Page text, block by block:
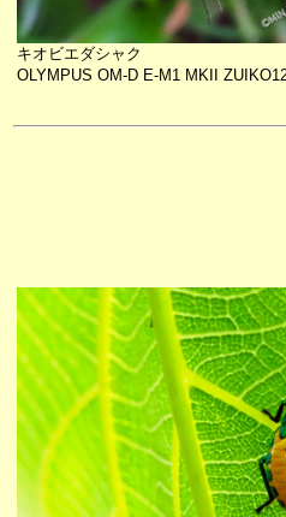
キオビエダシャク
OLYMPUS OM-D E-M1 MKII